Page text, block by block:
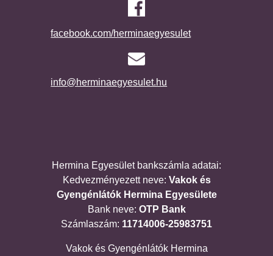
facebook.com/herminaegyesulet
info@herminaegyesulet.hu
Hermina Egyesület bankszámla adatai:
Kedvezményezett neve: Vakok és
Gyengénlátók Hermina Egyesülete
Bank neve: OTP Bank
Számlaszám: 11714006-25983751
Vakok és Gyengénlátók Hermina